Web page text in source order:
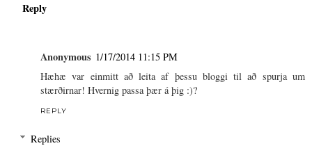
Reply
Anonymous 1/17/2014 11:15 PM
Hæhæ var einmitt að leita af þessu bloggi til að spurja um
stærðirnar! Hvernig passa þær á þig :)?
REPLY
Replies